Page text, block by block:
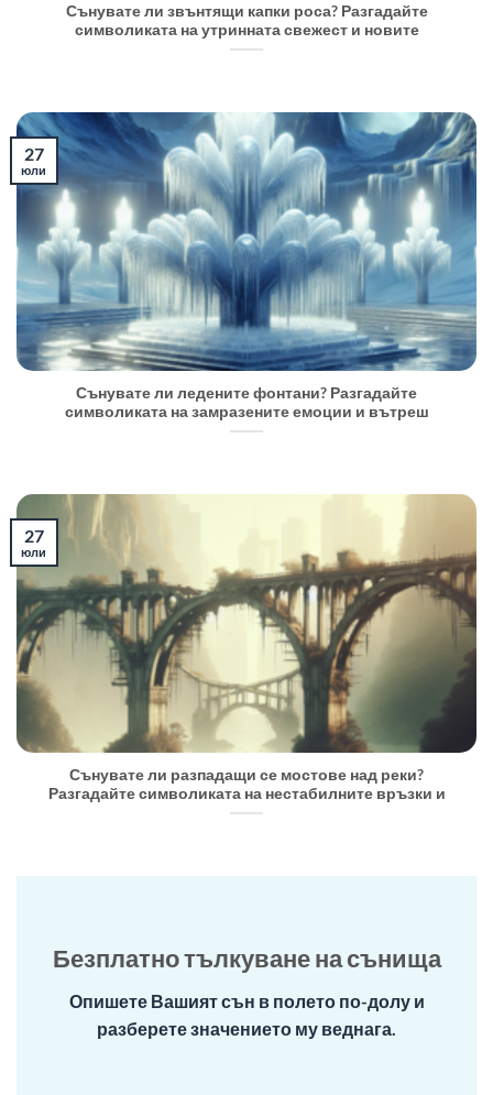
Сънувате ли звънтящи капки роса? Разгадайте
символиката на утринната свежест и новите
Сънувате ли ледените фонтани? Разгадайте
символиката на замразените емоции и вътреш
27
юли
Сънувате ли разпадащи се мостове над реки?
Разгадайте символиката на нестабилните връзки и
27
юли
Безплатно тълкуване на сънища
Опишете Вашият сън в полето по-долу и
разберете значението му веднага.